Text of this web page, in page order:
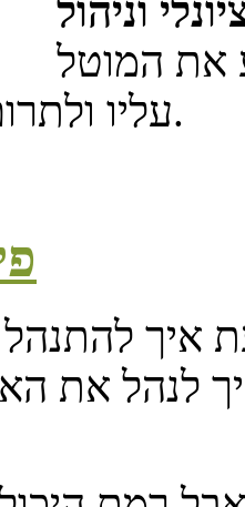
וניהול
את המוטל
עליו ולתרום מעבר לנדרש.
איך
לנהל את